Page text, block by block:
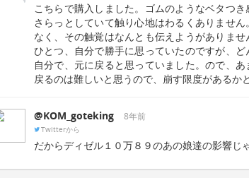
こちらで購入しました。ゴムのようなベタつき
さらっとしていて触り心地はわるくありませ
なく、その触覚はなんとも伝えようがありませ
ひとつ、自分で勝手に思っていたのですが、
自分で、元に戻ると思っていました。ので、
戻るのは難しいと思うので、崩す限度があるか
@KOM_goteking 8年前
Twitterから
だからディゼル１０万８９のあの娘達の影響じ